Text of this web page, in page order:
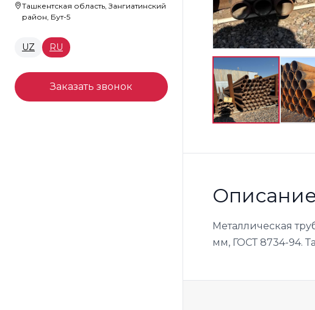
Ташкентская область, Зангиатинский
район, Бут-5
UZ RU
Заказать звонок
Металлическая
мм, ГОСТ 8734-94.